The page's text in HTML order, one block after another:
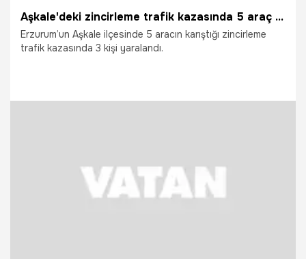
Aşkale'deki zincirleme trafik kazasında 5 araç birbirine girdi
Erzurum’un Aşkale ilçesinde 5 aracın karıştığı zincirleme
trafik kazasında 3 kişi yaralandı.